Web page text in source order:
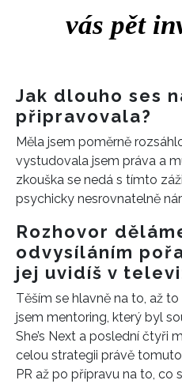
vás pět
Jak dlouho ses
připravovala?
Měla jsem poměrně
vystudovala jsem práva a
zkouška se nedá s tímto
psychicky nesrovnatelně
Rozhovor
odvysíláním
jej uvidíš v
Těším se hlavně na to, až
jsem mentoring, který byl
She’s Next a poslední čtyři
celou strategii právě
PR až po přípravu na to, co